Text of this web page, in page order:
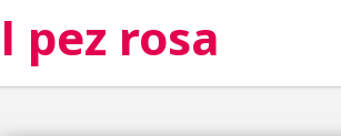
pez rosa